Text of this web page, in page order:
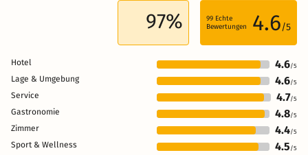
97% 99 Echte
Bewertungen
4.6/5
Hotel 4.6/5
Lage & Umgebung 4.6/5
Service 4.7/5
Gastronomie 4.8/5
Zimmer 4.4/5
Sport & Wellness 4.5 /5